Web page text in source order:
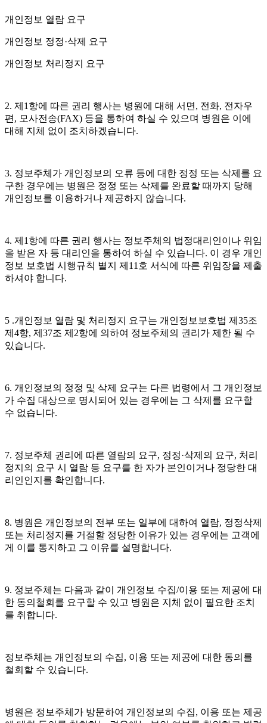
개인정보 열람 요구
개인정보 정정·삭제 요구
개인정보 처리정지 요구
2. 제 1 항에 따른 권리 행사는 병원에 대해 서면 , 전화, 전자우
편 , 모사전송(FAX) 등을 통하여 하실 수 있으며 병원은 이에
대해 지체 없이 조치하겠습니다.
3. 정보주체가 개인정보의 오류 등에 대한 정정 또는 삭제를 요
구한 경우에는 병원은 정정 또는 삭제를 완료할 때까지 당해
개인정보를 이용하거나 제공하지 않습니다.
4. 제 1 항에 따른 권리 행사는 정보주체의 법정대리인이나 위임
을 받은 자 등 대리인을 통하여 하실 수 있습니다. 이 경우 개인
정보 보호법 시행규칙 별지 제 11 호 서식에 따른 위임장을 제출
하셔야 합니다.
5 .개인정보 열람 및 처리정지 요구는 개인정보보호법 제 35조
제 4항, 제 37조 제 2항에 의하여 정보주체의 권리가 제한 될 수
있습니다.
6. 개인정보의 정정 및 삭제 요구는 다른 법령에서 그 개인정보
가 수집 대상으로 명시되어 있는 경우에는 그 삭제를 요구할
수 없습니다.
7. 정보주체 권리에 따른 열람의 요구, 정정·삭제의 요구, 처리
정지의 요구 시 열람 등 요구를 한 자가 본인이거나 정당한 대
리인인지를 확인합니다.
8. 병원은 개인정보의 전부 또는 일부에 대하여 열람, 정정삭제
또는 처리정지를 거절할 정당한 이유가 있는 경우에는 고객에
게 이를 통지하고 그 이유를 설명합니다.
9. 정보주체는 다음과 같이 개인정보 수집/이용 또는 제공에 대
한 동의철회를 요구할 수 있고 병원은 지체 없이 필요한 조치
를 취합니다.
정보주체는 개인정보의 수집, 이용 또는 제공에 대한 동의를
철회할 수 있습니다.
병원은 정보주체가 방문하여 개인정보의 수집, 이용 또는 제공